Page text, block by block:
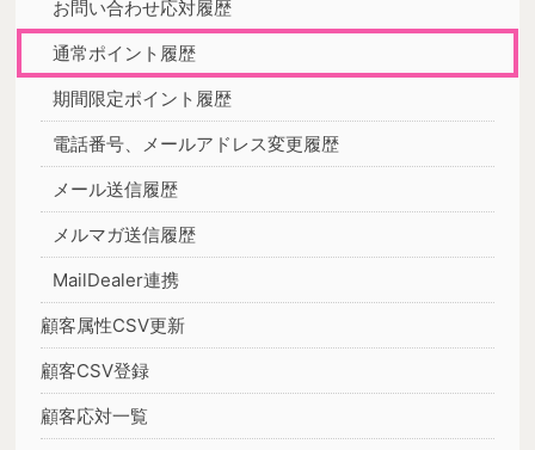
お問い合わせ応対履歴
通常ポイント履歴
期間限定ポイント履歴
電話番号、メールアドレス変更履歴
メール送信履歴
メルマガ送信履歴
MailDealer連携
顧客属性CSV更新
顧客CSV登録
顧客応対一覧